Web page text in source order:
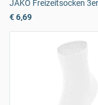
JAKO Freizeitsocken
€ 6,69